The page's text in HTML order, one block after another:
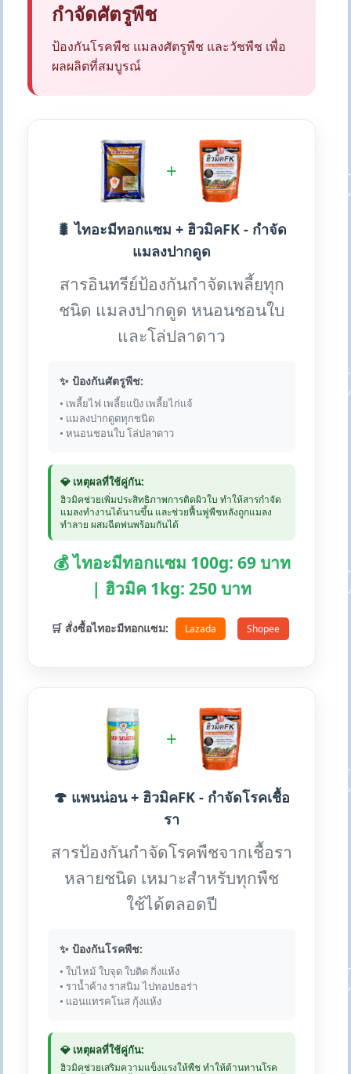
กำจัดศัตรูพืช
ป้องกันโรคพืช แมลงศัตรูพืช และวัชพืช เพื่อ
ผลผลิตที่สมบูรณ์
+
🐛 ไทอะมีทอกแซม + ฮิวมิคFK - กำจัด
แมลงปากดูด
สารอินทรีย์ป้องกันกำจัดเพลี้ยทุก
ชนิด แมลงปากดูด หนอนชอนใบ
และโล่ปลาดาว
✨ ป้องกันศัตรูพืช:
• เพลี้ยไฟ เพลี้ยแป้ง เพลี้ยไก่แจ้
• แมลงปากดูดทุกชนิด
• หนอนชอนใบ โล่ปลาดาว
💎 เหตุผลที่ใช้คู่กัน:
ฮิวมิคช่วยเพิ่มประสิทธิภาพการติดผิวใบ ทำให้สารกำจัด
แมลงทำงานได้นานขึ้น และช่วยฟื้นฟูพืชหลังถูกแมลง
ทำลาย ผสมฉีดพ่นพร้อมกันได้
💰 ไทอะมีทอกแซม 100g: 69 บาท
| ฮิวมิค 1kg: 250 บาท
🛒 สั่งซื้อไทอะมีทอกแซม: Lazada Shopee
+
🍄 แพนน่อน + ฮิวมิคFK - กำจัดโรคเชื้อ
รา
สารป้องกันกำจัดโรคพืชจากเชื้อรา
หลายชนิด เหมาะสำหรับทุกพืช
ใช้ได้ตลอดปี
✨ ป้องกันโรคพืช:
• ใบไหม้ ใบจุด ใบติด กิ่งแห้ง
• ราน้ำค้าง ราสนิม ไปทอปธอร่า
• แอนแทรคโนส กุ้งแห้ง
💎 เหตุผลที่ใช้คู่กัน:
ฮิวมิคช่วยเสริมความแข็งแรงให้พืช ทำให้ต้านทานโรค